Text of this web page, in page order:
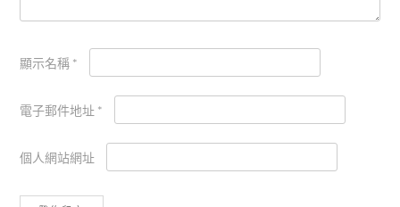
顯示名稱 *
電子郵件地址 *
個人網站網址